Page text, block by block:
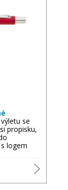
se
propisku,
logem